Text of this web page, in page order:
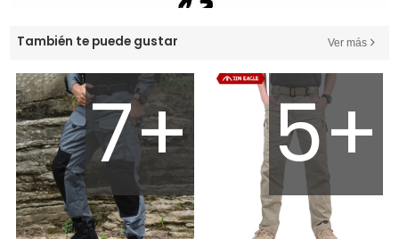
También te puede gustar Ver más
7+ 5+